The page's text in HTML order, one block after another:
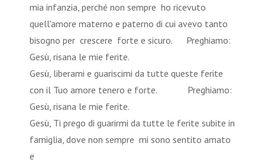
mia infanzia, perché non sempre ho ricevuto
quell'amore materno e paterno di cui avevo tanto
bisogno per crescere forte e sicuro. Preghiamo:
Gesù, risana le mie ferite.
Gesù, liberami e guariscimi da tutte queste ferite
con il Tuo amore tenero e forte. Preghiamo:
Gesù, risana le mie ferite.
Gesù, Ti prego di guarirmi da tutte le ferite subite in
famiglia, dove non sempre mi sono sentito amato
e